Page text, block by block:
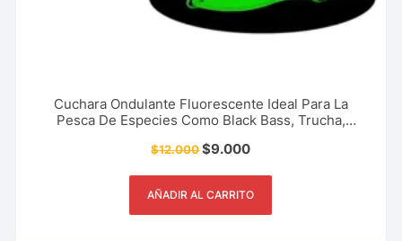
Cuchara Ondulante Fluorescente Ideal Para La
Pesca De Especies Como Black Bass, Trucha,
$12.000$9.000
AÑADIR AL CARRITO